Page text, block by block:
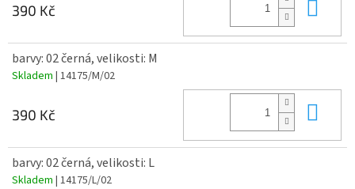
390 Kč
barvy: 02 černá, velikosti: M
Skladem | 14175/M/02
390 Kč
barvy: 02 černá, velikosti: L
Skladem | 14175/L/02